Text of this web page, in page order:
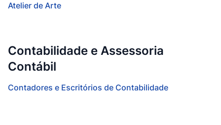
Atelier de Arte
Contabilidade e Assessoria
Contábil
Contadores e Escritórios de Contabilidade